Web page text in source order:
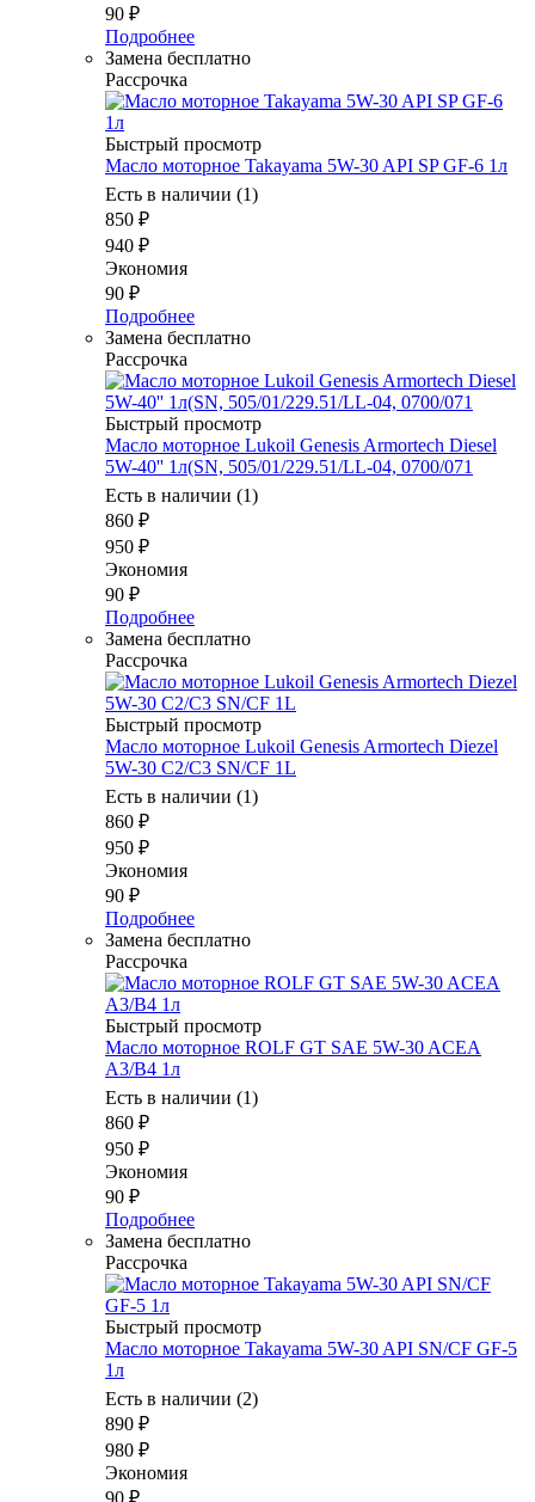
90 ₽
Подробнее
Замена бесплатно
Рассрочка
Быстрый просмотр
Масло моторное Takayama 5W-30 API SP GF-6 1л
Есть в наличии (1)
850 ₽
940 ₽
Экономия
90 ₽
Подробнее
Замена бесплатно
Рассрочка
Быстрый просмотр
Масло моторное Lukoil Genesis Armortech Diesel
5W-40'' 1л(SN, 505/01/229.51/LL-04, 0700/071
Есть в наличии (1)
860 ₽
950 ₽
Экономия
90 ₽
Подробнее
Замена бесплатно
Рассрочка
Быстрый просмотр
Масло моторное Lukoil Genesis Armortech Diezel
5W-30 C2/C3 SN/CF 1L
Есть в наличии (1)
860 ₽
950 ₽
Экономия
90 ₽
Подробнее
Замена бесплатно
Рассрочка
Быстрый просмотр
Масло моторное ROLF GT SAE 5W-30 ACEA
A3/B4 1л
Есть в наличии (1)
860 ₽
950 ₽
Экономия
90 ₽
Подробнее
Замена бесплатно
Рассрочка
Быстрый просмотр
Масло моторное Takayama 5W-30 API SN/CF GF-5
1л
Есть в наличии (2)
890 ₽
980 ₽
Экономия
90 ₽